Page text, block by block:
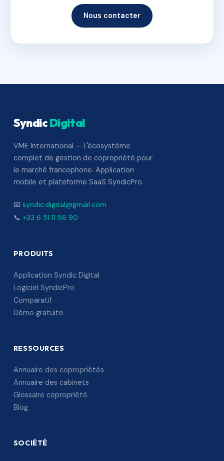
Nous contacter
SyndicDigital
VME International — L'écosystème
complet de gestion de copropriété pour
le marché francophone. Application
mobile et plateforme SaaS SyndicPro.
📧 syndic.digital@gmail.com
📞 +33 6 51 11 56 90
PRODUITS
Application Syndic Digital
Logiciel SyndicPro
Comparatif
Démo gratuite
RESSOURCES
Annuaire des copropriétés
Annuaire des cabinets
Glossaire copropriété
Blog
SOCIÉTÉ